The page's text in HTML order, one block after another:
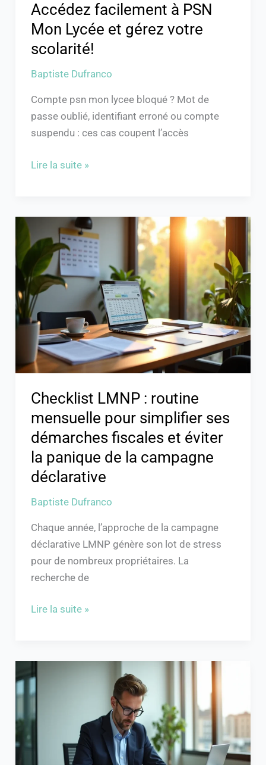
Accédez facilement à PSN
Mon Lycée et gérez votre
scolarité!
Baptiste Dufranco
Compte psn mon lycee bloqué ? Mot de
passe oublié, identifiant erroné ou compte
suspendu : ces cas coupent l’accès
Lire la suite »
Checklist LMNP : routine
mensuelle pour simplifier ses
démarches fiscales et éviter
la panique de la campagne
déclarative
Baptiste Dufranco
Chaque année, l’approche de la campagne
déclarative LMNP génère son lot de stress
pour de nombreux propriétaires. La
recherche de
Checklist
LMNP
routine
mensuelle
pour
simplifier
ses
démarches
fiscales
et
éviter
la
panique
de
la
déclarative
Lire la suite »
comprendre
l’URSSAF